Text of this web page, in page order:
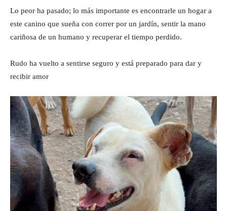
Lo peor ha pasado; lo más importante es encontrarle un hogar a
este canino que sueña con correr por un jardín, sentir la mano
cariñosa de un humano y recuperar el tiempo perdido.
Rudo ha vuelto a sentirse seguro y está preparado para dar y
recibir amor